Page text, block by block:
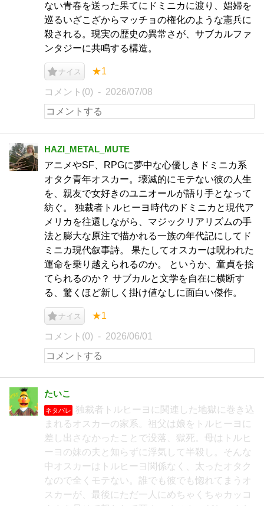
ない青春を送った果てにドミニカに渡り、娼婦を
巡るいざこざからマッチョの権化のような憲兵に
殺される。現実の歴史の異常さが、サブカルファ
ンタジーに共鳴する構造。
ナイス ★1
コメント(0) 2026/07/08
HAZI_METAL_MUTE
アニメやSF、RPGに夢中な心優しきドミニカ系
オタク青年オスカー。壊滅的にモテない彼の人生
を、親友で女好きのユニオールが語り手となって
紡ぐ。 独裁者トルヒーヨ時代のドミニカと現代ア
メリカを往還しながら、マジックリアリズムの手
法と膨大な原注で描かれる一族の年代記にしてド
ミニカ現代叙事詩。 果たしてオスカーは呪われた
運命を乗り越えられるのか。 というか、童貞を捨
てられるのか？ サブカルと文学を自在に横断す
る、驚くほど新しく掛け値なしに面白い傑作。
ナイス ★1
コメント(0) 2026/06/01
たいこ
ネタバレ
独裁者トルヒーヨに関連した地獄に巻き込
まれるオスカーの家系。祖父は娘をトルヒーヨに
差し出さなかったことで没落、獄死。母はトルヒ
ーヨの妹の夫と知らずに浮気して半殺し。そんな
中オスカーはトルヒーヨ関係なく、太ったオタク
なので全くモテない。誰でも彼でも惚れてまうオ
スカーが、最後にただ一人にめちゃくちゃカッコ